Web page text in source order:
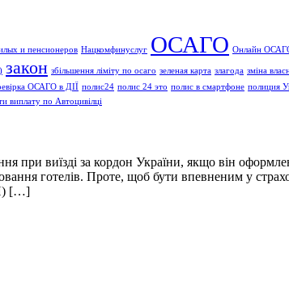
и пенсионеров Нацкомфинуслуг ОСАГО Онлайн
закон збільшення ліміту по осаго зеленая карта злагода зміна
ОСАГО в ДІЇ полис24 полис 24 это полис в смартфоне полиция
виплату по Автоцивілці
при виїзді за кордон України, якщо він
готелів. Проте, щоб бути впевненим у
[…]